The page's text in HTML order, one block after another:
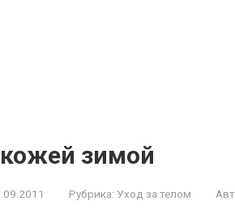
зимой
Рубрика: Уход за телом